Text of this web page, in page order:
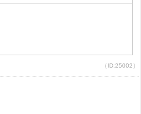
（ID:25002）